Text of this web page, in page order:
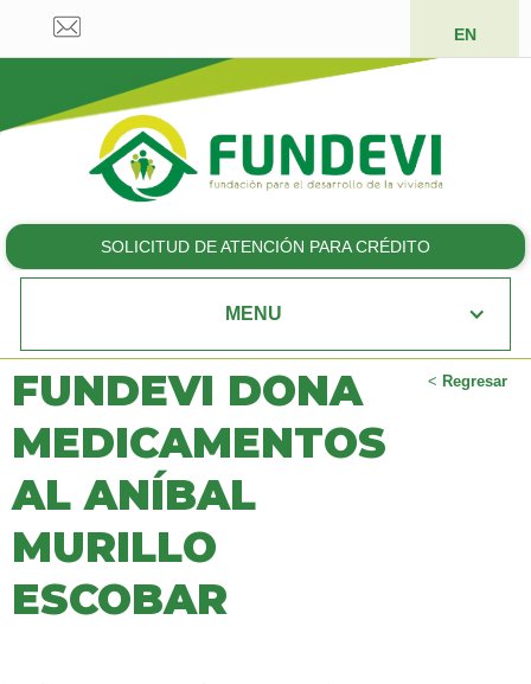
EN
SOLICITUD DE ATENCIÓN PARA CRÉDITO
MENU
< Regresar
FUNDEVI DONA
MEDICAMENTOS
AL ANÍBAL
MURILLO
ESCOBAR